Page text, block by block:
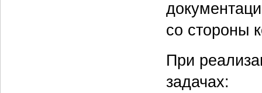
со стороны
При
задачах: